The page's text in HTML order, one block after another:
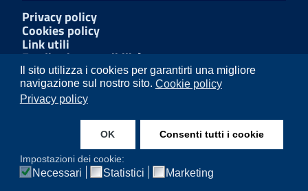
Il sito utilizza i cookies per garantirti una migliore
navigazione sul nostro sito. Cookie policy
Privacy policy
OK Consenti tutti i cookie
Impostazioni dei cookie:
Necessari Statistici Marketing
Privacy policy
Cookies policy
Link utili
Feedback accessibilità
Amministrazione trasparente
Mappa del sito
Segnalazioni di illecito
Facebook